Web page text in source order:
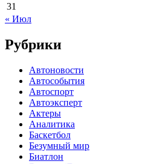
31
« Июл
Рубрики
Автоновости
Автособытия
Автоспорт
Автоэксперт
Актеры
Аналитика
Баскетбол
Безумный мир
Биатлон